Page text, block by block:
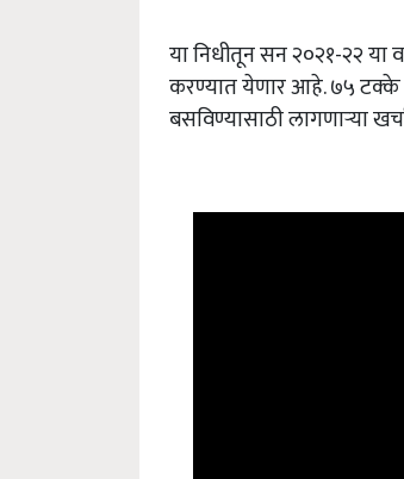
या निधीतून सन २०२१-२२ या
करण्यात येणार आहे. ७५ टक्के
बसविण्यासाठी लागणाऱ्या